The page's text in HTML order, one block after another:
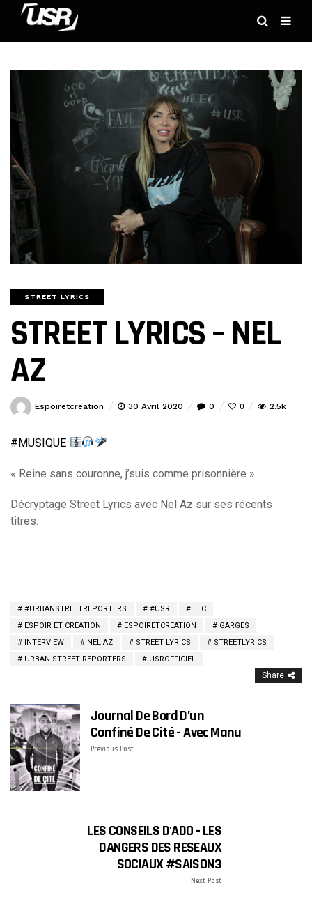
STREET LYRICS
STREET LYRICS – NEL
AZ
Espoiretcreation 30 Avril 2020 0 0 2.5k
#MUSIQUE
« Reine sans couronne, j’suis comme prisonnière »
Décryptage Street Lyrics avec Nel Az sur ses récents
titres.
#URBANSTREETREPORTERS #USR
EEC
ESPOIR ET CREATION
ESPOIRETCREATION
GARGES
INTERVIEW
NEL AZ STREET LYRICS
STREETLYRICS
URBAN STREET REPORTERS
USROFFICIEL
Share
Journal De Bord D’un
Confiné De Cité - Avec Manu
Previous Post
LES CONSEILS D'ADO - LES
DANGERS DES RESEAUX
SOCIAUX #SAISON3
Next Post